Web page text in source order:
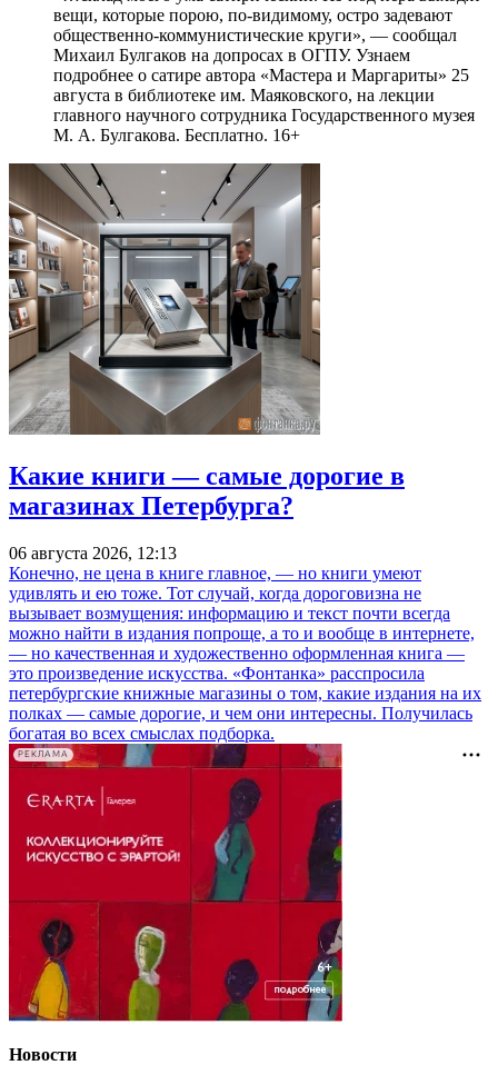
вещи, которые порою, по-видимому, остро задевают
общественно-коммунистические круги», — сообщал
Михаил Булгаков на допросах в ОГПУ. Узнаем
подробнее о сатире автора «Мастера и Маргариты» 25
августа в библиотеке им. Маяковского, на лекции
главного научного сотрудника Государственного музея
М. А. Булгакова. Бесплатно. 16+
Какие книги — самые дорогие в
магазинах Петербурга?
06 августа 2026, 12:13
Конечно, не цена в книге главное, — но книги умеют
удивлять и ею тоже. Тот случай, когда дороговизна не
вызывает возмущения: информацию и текст почти всегда
можно найти в издания попроще, а то и вообще в интернете,
— но качественная и художественно оформленная книга —
это произведение искусства. «Фонтанка» расспросила
петербургские книжные магазины о том, какие издания на их
полках — самые дорогие, и чем они интересны. Получилась
богатая во всех смыслах подборка.
РЕКЛАМА
Новости